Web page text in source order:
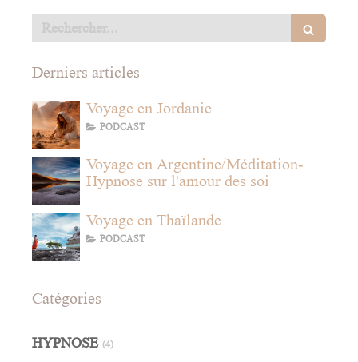
Derniers articles
Voyage en Jordanie
PODCAST
Voyage en Argentine/Méditation-
Hypnose sur l'amour des soi
Voyage en Thaïlande
PODCAST
Catégories
HYPNOSE (4)